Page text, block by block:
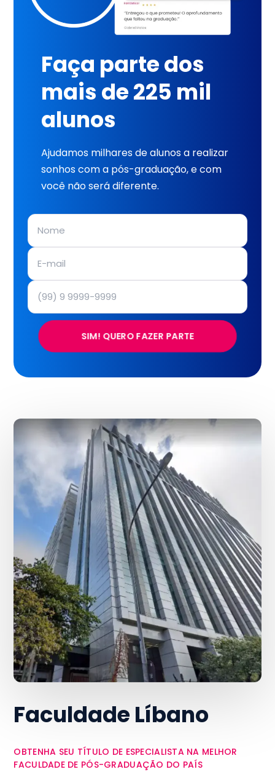
Faça parte dos
mais de 225 mil
alunos
Ajudamos milhares de alunos a realizar
sonhos com a pós-graduação, e com
você não será diferente.
SIM! QUERO FAZER PARTE
Faculdade Líbano
OBTENHA SEU TÍTULO DE ESPECIALISTA NA MELHOR
FACULDADE DE PÓS-GRADUAÇÃO DO PAÍS